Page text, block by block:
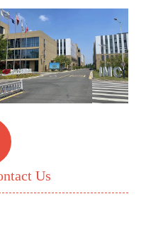
Us